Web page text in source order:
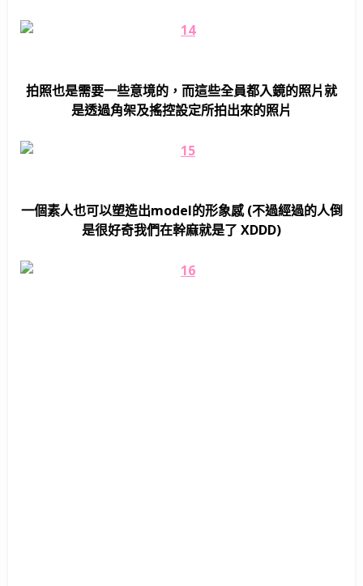
拍照也是需要一些意境的，而這些全員都入鏡的照片就
是透過角架及搖控設定所拍出來的照片
一個素人也可以塑造出model的形象感 (不過經過的人倒
是很好奇我們在幹麻就是了 XDDD)